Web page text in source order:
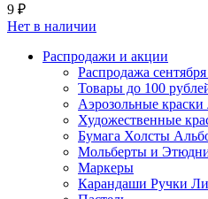
9 ₽
Нет в наличии
Распродажи и акции
Распродажа
Товары до 100
Аэрозольные краски
Художественные
Бумага Холсты
Мольберты и
Маркеры
Карандаши Ручки